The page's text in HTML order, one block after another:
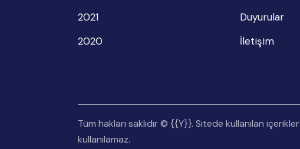
2021
2020
Duyurular
İletişim
Tüm hakları saklıdır © {{Y}}. Sitede kullanılan içerikler
kullanılamaz.